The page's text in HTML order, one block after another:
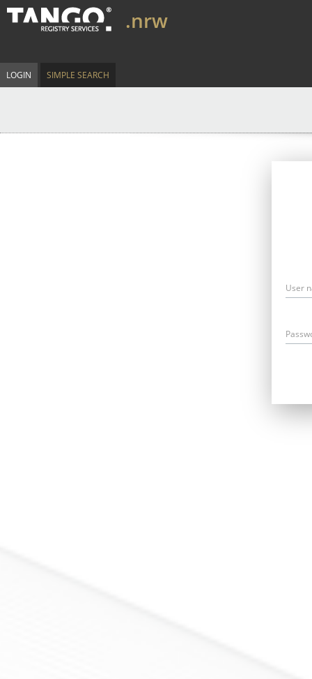
.nrw
LOGIN SIMPLE SEARCH
User